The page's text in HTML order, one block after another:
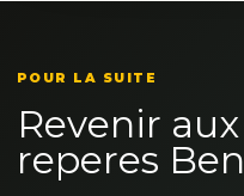
POUR LA SUITE
Revenir
reperes